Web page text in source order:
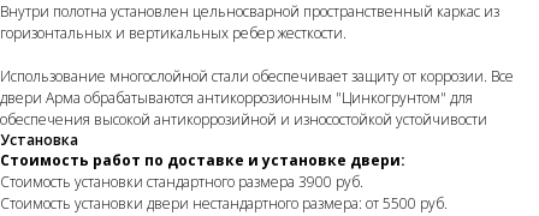
Внутри полотна установлен цельносварной пространственный каркас из
горизонтальных и вертикальных ребер жесткости.
Использование многослойной стали обеспечивает защиту от коррозии. Все
двери Арма обрабатываются антикоррозионным "Цинкогрунтом" для
обеспечения высокой антикоррозийной и износостойкой устойчивости
Установка
Стоимость работ по доставке и установке двери:
Стоимость установки стандартного размера 3900 руб.
Стоимость установки двери нестандартного размера: от 5500 руб.